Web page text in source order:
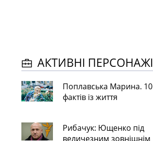
АКТИВНІ ПЕРСОНАЖІ
Поплавська Марина. 10
фактів із життя
Рибачук: Ющенко під
величезним зовнішнім